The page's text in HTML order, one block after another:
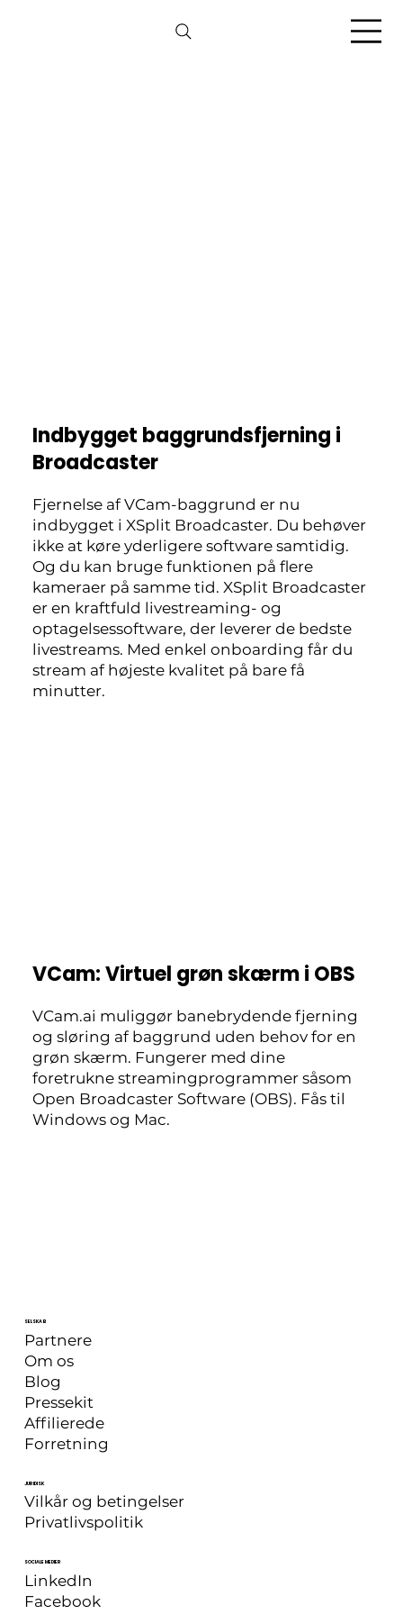
Indbygget baggrundsfjerning i
Broadcaster
Fjernelse af VCam-baggrund er nu
indbygget i XSplit Broadcaster. Du behøver
ikke at køre yderligere software samtidig.
Og du kan bruge funktionen på flere
kameraer på samme tid. XSplit Broadcaster
er en kraftfuld livestreaming- og
optagelsessoftware, der leverer de bedste
livestreams. Med enkel onboarding får du
stream af højeste kvalitet på bare få
minutter.
VCam: Virtuel grøn skærm i OBS
VCam.ai muliggør banebrydende fjerning
og sløring af baggrund uden behov for en
grøn skærm. Fungerer med dine
foretrukne streamingprogrammer såsom
Open Broadcaster Software (OBS). Fås til
Windows og Mac.
SOCIALE MEDIER
LinkedIn
Facebook
JURIDISK
Vilkår og betingelser
Privatlivspolitik
SELSKAB
Blog
Partnere
Om os
Pressekit
Affilierede
Forretning